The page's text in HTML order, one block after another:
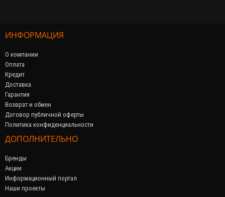
ИНФОРМАЦИЯ
О компании
Оплата
Кредит
Доставка
Гарантия
Возврат и обмен
Договор публичной оферты
Политика конфиденциальности
ДОПОЛНИТЕЛЬНО
Бренды
Акции
Информационный портал
Наши проекты